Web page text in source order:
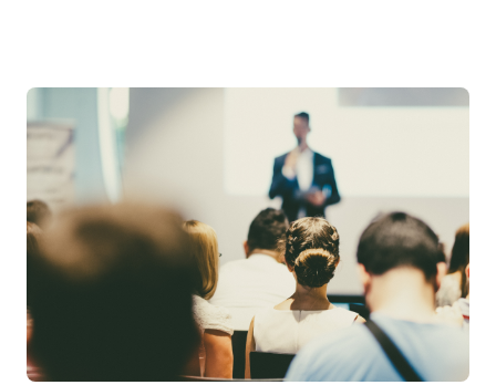
attraverso una piattaforma europea dedicata. Ampio spazio
anche al racconto di esperienze imprenditoriali concrete. In
particolare, è stata condivisa la testimonianza di Paolo Ganis,
CEO di Vitesy, realtà nata a Pordenone che in otto anni ha
costruito un percorso di crescita internazionale fondato su
innovazione, capacità di esecuzione e visione
imprenditoriale. Vitesy rappresenta un esempio concreto di
come una startup deep tech possa crescere, scalare e
competere sui mercati globali, partendo da un territorio e
valorizzando competenze, tecnologie e opportunità offerte
dagli ecosistemi dell’innovazione. Creare le condizioni perché
altre imprese possano intraprendere percorsi di crescita
simili è una delle sfide che Area Science Park intende
contribuire a raccogliere, rafforzando il proprio ruolo a